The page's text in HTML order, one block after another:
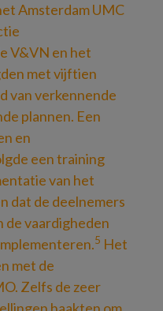
Amsterdam UMC
V&VN en het
met vijftien
van verkennende
plannen. Een
en
een training
van het
dat de deelnemers
de vaardigheden
5 Het
met de
Zelfs de zeer